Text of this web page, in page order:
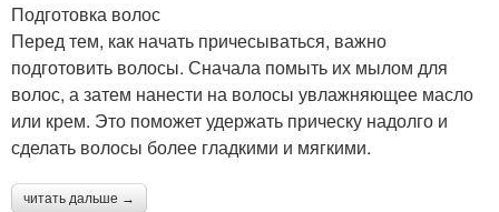
Подготовка волос
Перед тем, как начать причесываться, важно
подготовить волосы. Сначала помыть их мылом для
волос, а затем нанести на волосы увлажняющее масло
или крем. Это поможет удержать прическу надолго и
сделать волосы более гладкими и мягкими.
читать дальше →